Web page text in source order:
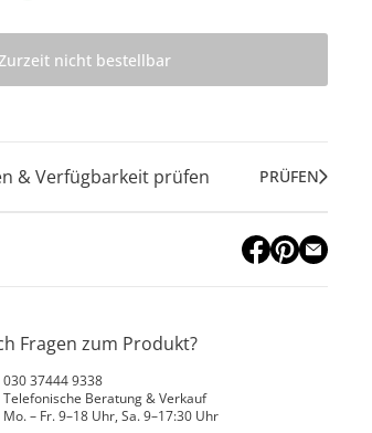
Zurzeit nicht bestellbar
& Verfügbarkeit prüfen PRÜFEN
Fragen zum Produkt?
030 37444 9338
Telefonische Beratung & Verkauf
Mo. – Fr. 9–18 Uhr, Sa. 9–17:30 Uhr